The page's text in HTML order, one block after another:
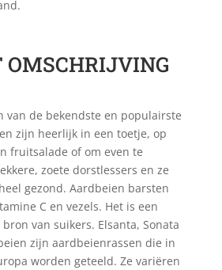
OMSCHRIJVING
van de bekendste en populairste
zijn heerlijk in een toetje, op
fruitsalade of om even te
zoete dorstlessers en ze
gezond. Aardbeien barsten
C en vezels. Het is een
van suikers. Elsanta, Sonata
zijn aardbeienrassen die in
worden geteeld. Ze variëren